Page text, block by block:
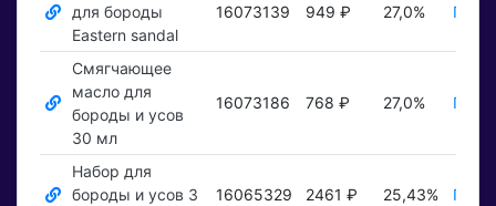
для бороды
Eastern sandal
16073139 949 ₽ 27,0%
Смягчающее
масло для
бороды и усов
30 мл
16073186 768 ₽ 27,0%
Набор для
бороды и усов 3
16065329 2461 ₽ 25,43%